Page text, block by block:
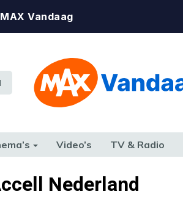
Vandaag
Video’s TV & Radio
Nederland